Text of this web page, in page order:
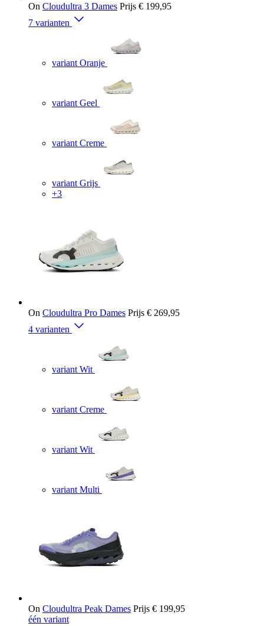
On Cloudultra 3 Dames Prijs € 199,95
7 varianten
variant Oranje
variant Geel
variant Creme
variant Grijs
+3
On Cloudultra Pro Dames Prijs € 269,95
4 varianten
variant Wit
variant Creme
variant Wit
variant Multi
On Cloudultra Peak Dames Prijs € 199,95
één variant